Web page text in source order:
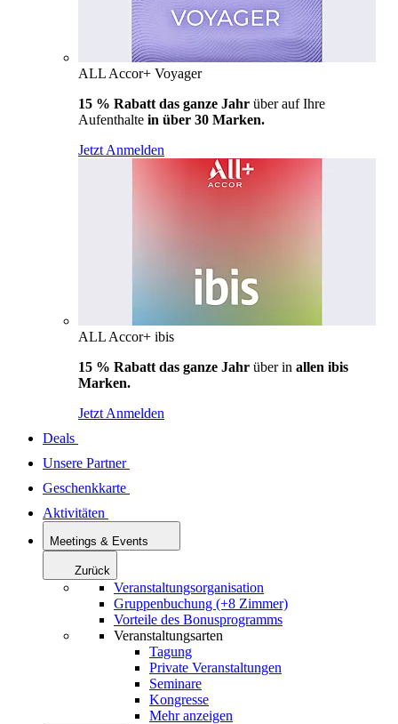
ALL Accor+ Voyager
15 % Rabatt das ganze Jahr über auf Ihre
Aufenthalte in über 30 Marken.
Jetzt Anmelden
ALL Accor+ ibis
15 % Rabatt das ganze Jahr über in allen ibis
Marken.
Jetzt Anmelden
Deals
Unsere Partner
Geschenkkarte
Aktivitäten
Meetings & Events
Zurück
Veranstaltungsorganisation
Gruppenbuchung (+8 Zimmer)
Vorteile des Bonusprogramms
Veranstaltungsarten
Tagung
Private Veranstaltungen
Seminare
Kongresse
Mehr anzeigen